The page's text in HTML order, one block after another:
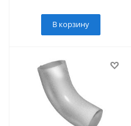
В корзину